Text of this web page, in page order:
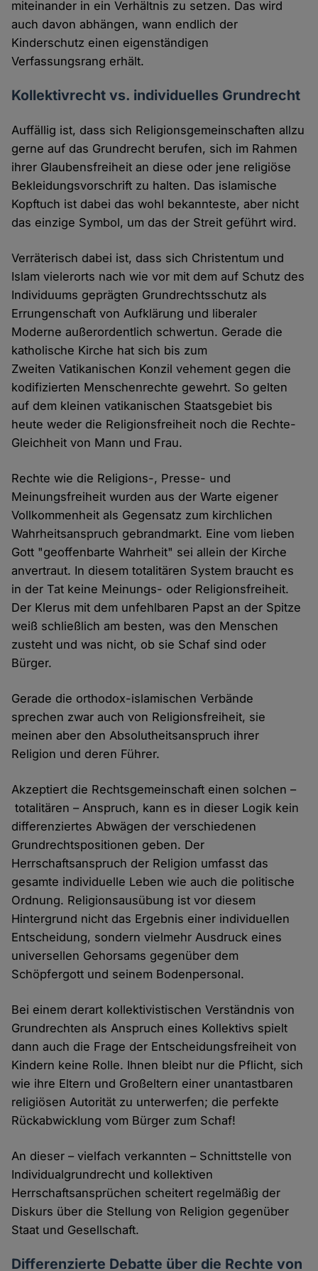
miteinander in ein Verhältnis zu setzen. Das wird
auch davon abhängen, wann endlich der
Kinderschutz einen eigenständigen
Verfassungsrang erhält.
Kollektivrecht vs. individuelles Grundrecht
Auffällig ist, dass sich Religionsgemeinschaften allzu
gerne auf das Grundrecht berufen, sich im Rahmen
ihrer Glaubensfreiheit an diese oder jene religiöse
Bekleidungsvorschrift zu halten. Das islamische
Kopftuch ist dabei das wohl bekannteste, aber nicht
das einzige Symbol, um das der Streit geführt wird.
Verräterisch dabei ist, dass sich Christentum und
Islam vielerorts nach wie vor mit dem auf Schutz des
Individuums geprägten Grundrechtsschutz als
Errungenschaft von Aufklärung und liberaler
Moderne außerordentlich schwertun. Gerade die
katholische Kirche hat sich bis zum
Zweiten Vatikanischen Konzil vehement gegen die
kodifizierten Menschenrechte gewehrt. So gelten
auf dem kleinen vatikanischen Staatsgebiet bis
heute weder die Religionsfreiheit noch die Rechte-
Gleichheit von Mann und Frau.
Rechte wie die Religions-, Presse- und
Meinungsfreiheit wurden aus der Warte eigener
Vollkommenheit als Gegensatz zum kirchlichen
Wahrheitsanspruch gebrandmarkt. Eine vom lieben
Gott "geoffenbarte Wahrheit" sei allein der Kirche
anvertraut. In diesem totalitären System braucht es
in der Tat keine Meinungs- oder Religionsfreiheit.
Der Klerus mit dem unfehlbaren Papst an der Spitze
weiß schließlich am besten, was den Menschen
zusteht und was nicht, ob sie Schaf sind oder
Bürger.
Gerade die orthodox-islamischen Verbände
sprechen zwar auch von Religionsfreiheit, sie
meinen aber den Absolutheitsanspruch ihrer
Religion und deren Führer.
Akzeptiert die Rechtsgemeinschaft einen solchen –
totalitären – Anspruch, kann es in dieser Logik kein
differenziertes Abwägen der verschiedenen
Grundrechtspositionen geben. Der
Herrschaftsanspruch der Religion umfasst das
gesamte individuelle Leben wie auch die politische
Ordnung. Religionsausübung ist vor diesem
Hintergrund nicht das Ergebnis einer individuellen
Entscheidung, sondern vielmehr Ausdruck eines
universellen Gehorsams gegenüber dem
Schöpfergott und seinem Bodenpersonal.
Bei einem derart kollektivistischen Verständnis von
Grundrechten als Anspruch eines Kollektivs spielt
dann auch die Frage der Entscheidungsfreiheit von
Kindern keine Rolle. Ihnen bleibt nur die Pflicht, sich
wie ihre Eltern und Großeltern einer unantastbaren
religiösen Autorität zu unterwerfen; die perfekte
Rückabwicklung vom Bürger zum Schaf!
An dieser – vielfach verkannten – Schnittstelle von
Individualgrundrecht und kollektiven
Herrschaftsansprüchen scheitert regelmäßig der
Diskurs über die Stellung von Religion gegenüber
Staat und Gesellschaft.
Differenzierte Debatte über die Rechte von